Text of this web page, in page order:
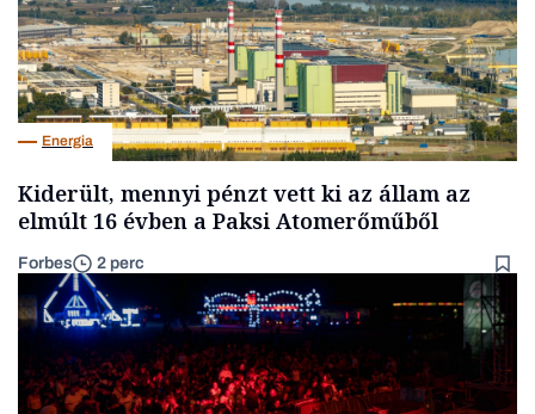
Energia
Kiderült, mennyi pénzt vett ki az állam az
elmúlt 16 évben a Paksi Atomerőműből
Forbes 2 perc